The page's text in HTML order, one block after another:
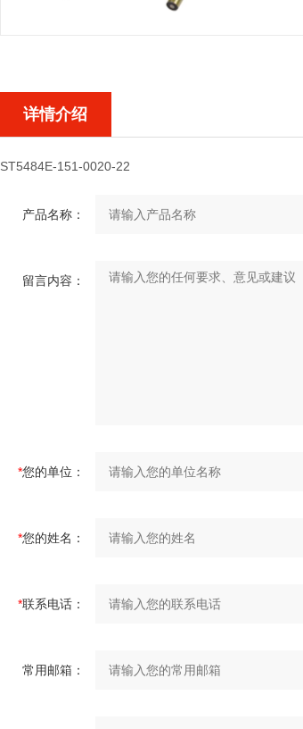
详情介绍
ST5484E-151-0020-22
产品名称：
留言内容：
*您的单位：
*您的姓名：
*联系电话：
常用邮箱：